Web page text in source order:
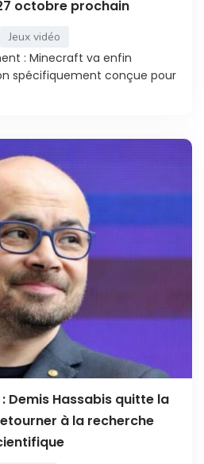
octobre prochain
Jeux vidéo
: Minecraft va enfin
spécifiquement conçue pour
Demis Hassabis quitte la
à la recherche